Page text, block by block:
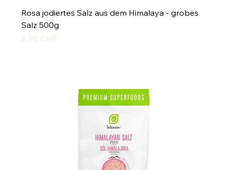
Rosa jodiertes Salz aus dem Himalaya - grobes
Salz 500g
Preis
8,90 CHF